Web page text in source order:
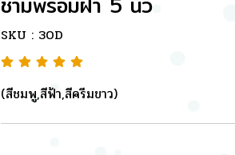
SKU : 30D
(สีชมพู,สีฟ้า,สีครีมขาว)